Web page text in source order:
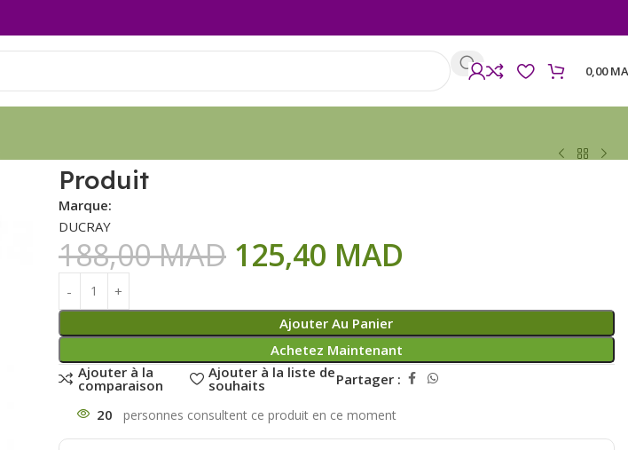
0,00
Produit
Marque:
DUCRAY
188,00MAD 125,40 MAD
Ajouter Au Panier
Achetez Maintenant
Ajouter à la
comparaison
Ajouter à la liste de
souhaits
Partager :
20